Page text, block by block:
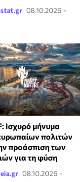
08.10.2026 -
Ισχυρό μήνυμα
πολιτών
προάσπιση των
για τη φύση
08.10.2026 -